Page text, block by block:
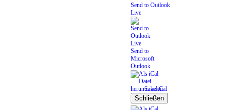
Send to Outlook
Live
Send to
Microsoft
Outlook
Save iCal
Schließen